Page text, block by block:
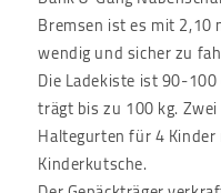
Bremsen ist es mit 2,10
wendig und sicher zu
Die Ladekiste ist 90-
trägt bis zu 100 kg.
Haltegurten für 4
Kinderkutsche.